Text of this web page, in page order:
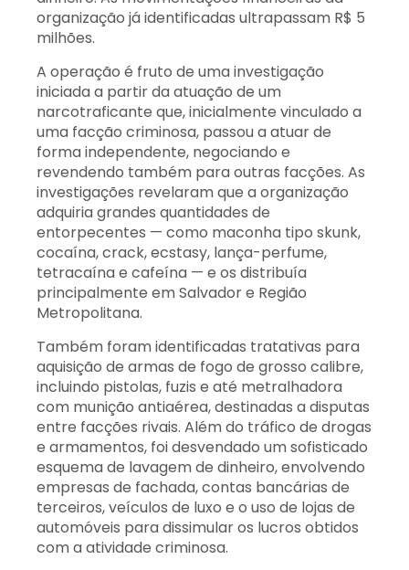
organização já identificadas ultrapassam R$ 5
milhões.
A operação é fruto de uma investigação
iniciada a partir da atuação de um
narcotraficante que, inicialmente vinculado a
uma facção criminosa, passou a atuar de
forma independente, negociando e
revendendo também para outras facções. As
investigações revelaram que a organização
adquiria grandes quantidades de
entorpecentes — como maconha tipo skunk,
cocaína, crack, ecstasy, lança-perfume,
tetracaína e cafeína — e os distribuía
principalmente em Salvador e Região
Metropolitana.
Também foram identificadas tratativas para
aquisição de armas de fogo de grosso calibre,
incluindo pistolas, fuzis e até metralhadora
com munição antiaérea, destinadas a disputas
entre facções rivais. Além do tráfico de drogas
e armamentos, foi desvendado um sofisticado
esquema de lavagem de dinheiro, envolvendo
empresas de fachada, contas bancárias de
terceiros, veículos de luxo e o uso de lojas de
automóveis para dissimular os lucros obtidos
com a atividade criminosa.